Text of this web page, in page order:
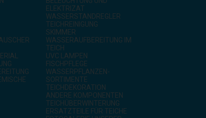
ELEKTRIZAT
WASSERSTANDREGLER
TEICHREINIGUNG
SKIMMER
WASSERAUFBEREITUNG IM
TEICH
UVC LAMPEN
FISCHPFLEGE
WASSERPFLANZEN-
SORTIMENTE
TEICHDEKORATION
ANDERE KOMPONENTEN
TEICHÜBERWINTERUNG
ERSATZTEILE FÜR TEICHE